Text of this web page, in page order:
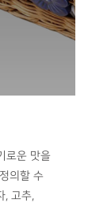
로운 맛을
의할 수
, 고추,